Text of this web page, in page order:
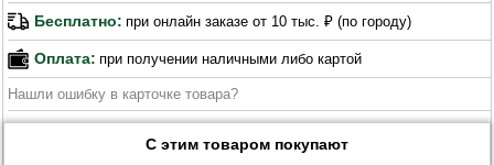
Бесплатно: при онлайн заказе от 10 тыс. ₽ (по городу)
Оплата: при получении наличными либо картой
Нашли ошибку в карточке товара?
С этим товаром покупают